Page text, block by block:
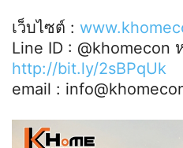
เว็บไซต์ :
Line ID : @khomecon
http://bit.ly/2sBPqUk
email :